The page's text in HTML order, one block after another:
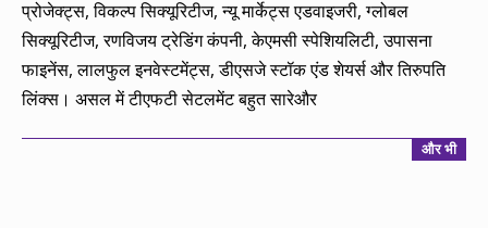
प्रोजेक्ट्स, विकल्प सिक्यूरिटीज, न्यू मार्केट्स एडवाइजरी, ग्लोबल
सिक्यूरिटीज, रणविजय ट्रेडिंग कंपनी, केएमसी स्पेशियलिटी, उपासना
फाइनेंस, लालफुल इनवेस्टमेंट्स, डीएसजे स्टॉक एंड शेयर्स और तिरुपति
लिंक्स। असल में टीएफटी सेटलमेंट बहुत सारेऔर
और भी